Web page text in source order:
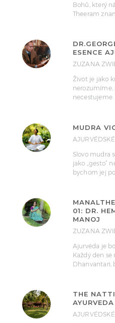
Bohů, který
Theeram
ESENCE
ZUZANA
Život je jako
nerozumíme,
MUDRA
Slovo mudra
jako „gesto“
bychom jej
01: DR.
MANOJ
ZUZANA
Ajurvéda je
Každý den
Dhanvantari,
THE